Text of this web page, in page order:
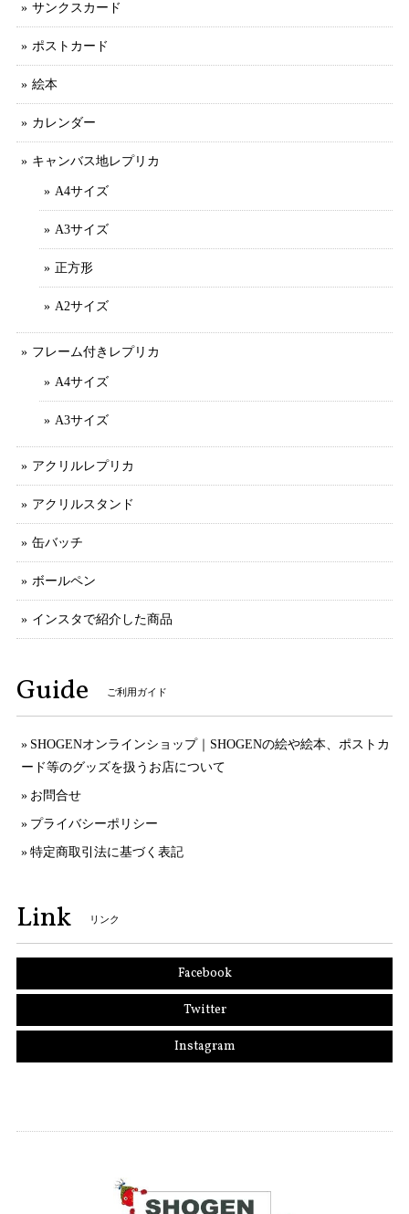
サンクスカード
ポストカード
絵本
カレンダー
キャンバス地レプリカ
A4サイズ
A3サイズ
正方形
A2サイズ
フレーム付きレプリカ
A4サイズ
A3サイズ
アクリルレプリカ
アクリルスタンド
缶バッチ
ボールペン
インスタで紹介した商品
Guide ご利用ガイド
SHOGENオンラインショップ｜SHOGENの絵や絵本、ポストカ
ード等のグッズを扱うお店について
お問合せ
プライバシーポリシー
特定商取引法に基づく表記
Link リンク
Facebook
Twitter
Instagram